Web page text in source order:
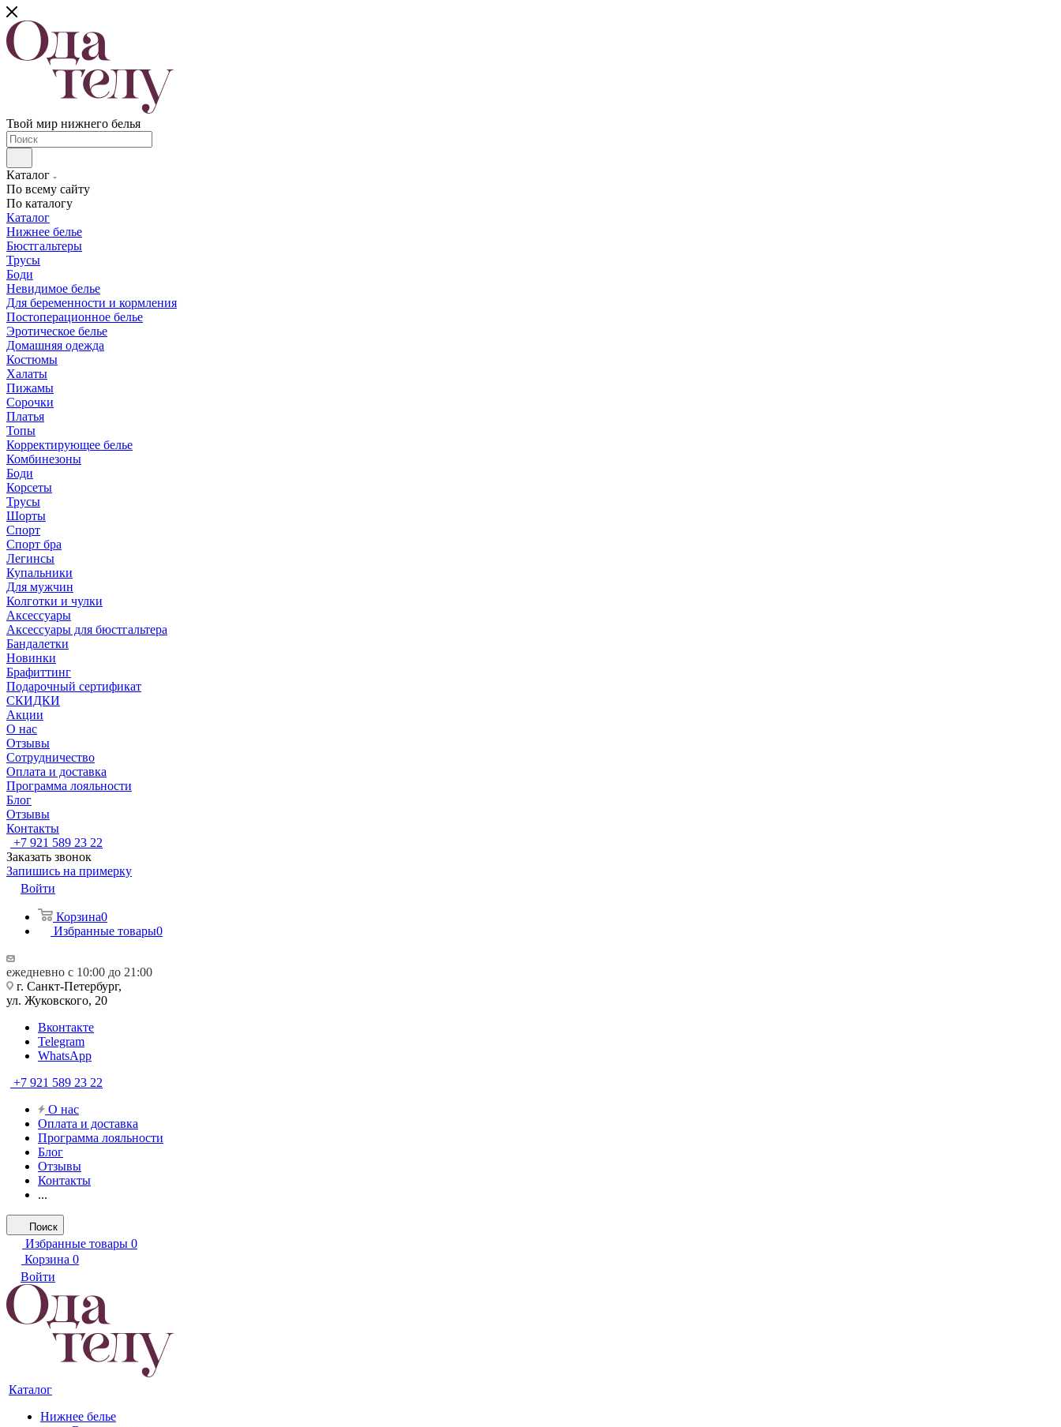
Твой мир нижнего белья
Каталог
По всему сайту
По каталогу
Каталог
Нижнее белье
Бюстгальтеры
Трусы
Боди
Невидимое белье
Для беременности и кормления
Постоперационное белье
Эротическое белье
Домашняя одежда
Костюмы
Халаты
Пижамы
Сорочки
Платья
Топы
Корректирующее белье
Комбинезоны
Боди
Корсеты
Трусы
Шорты
Спорт
Спорт бра
Легинсы
Купальники
Для мужчин
Колготки и чулки
Аксессуары
Аксессуары для бюстгальтера
Бандалетки
Новинки
Брафиттинг
Подарочный сертификат
СКИДКИ
Акции
О нас
Отзывы
Сотрудничество
Оплата и доставка
Программа лояльности
Блог
Отзывы
Контакты
+7 921 589 23 22
Заказать звонок
Запишись на примерку
Войти
Корзина0
Избранные товары0
ежедневно с 10:00 до 21:00
г. Санкт-Петербург,
ул. Жуковского, 20
Вконтакте
Telegram
WhatsApp
+7 921 589 23 22
О нас
Оплата и доставка
Программа лояльности
Блог
Отзывы
Контакты
...
Поиск
Избранные товары 0
Корзина 0
Войти
Каталог
Нижнее белье